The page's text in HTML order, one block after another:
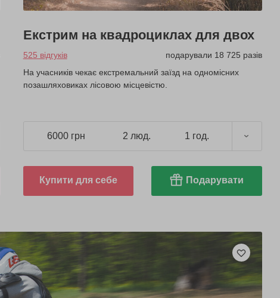
Екстрим на квадроциклах для двох
525 відгуків
подарували 18 725 разів
На учасників чекає екстремальний заїзд на одномісних
позашляховиках лісовою місцевістю.
6000 грн 2 люд. 1 год.
Купити для себе Подарувати